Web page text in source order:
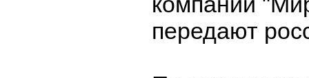
передают